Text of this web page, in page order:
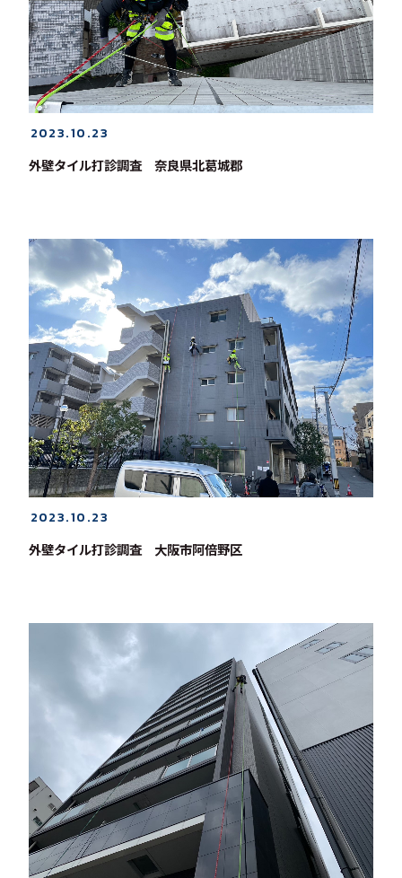
2023.10.23
外壁タイル打診調査 奈良県北葛城郡
2023.10.23
外壁タイル打診調査 大阪市阿倍野区